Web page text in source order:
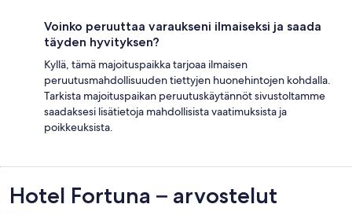
Voinko peruuttaa varaukseni ilmaiseksi ja saada
täyden hyvityksen?
Kyllä, tämä majoituspaikka tarjoaa ilmaisen
peruutusmahdollisuuden tiettyjen huonehintojen kohdalla.
Tarkista majoituspaikan peruutuskäytännöt sivustoltamme
saadaksesi lisätietoja mahdollisista vaatimuksista ja
poikkeuksista.
Arvostelut
Hotel Fortuna – arvostelut